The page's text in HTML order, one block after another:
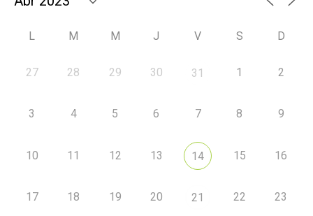
L M M J V S D
27 28 29 30 31 1 2
3 4 5 6 7 8 9
10 11 12 13 14 15 16
17 18 19 20 21 22 23